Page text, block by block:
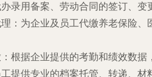
办录用备案、劳动合同的签订、变
：为企业及员工代缴养老保险
：根据企业提供的考勤和绩效数
工提供专业的档案托管、转递、材